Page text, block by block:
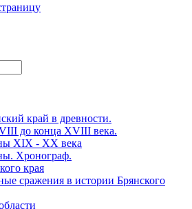
край в древности.
до конца XVIII века.
XIX - XX века
Хронограф.
края
сражения в истории Брянского